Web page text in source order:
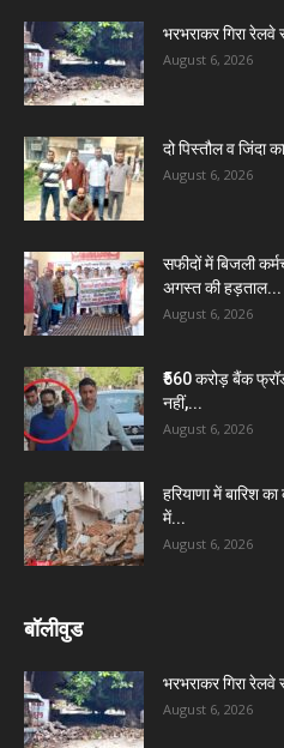
भरभराकर गिरा
August 6, 2026
दो पिस्तौल व जिंदा
August 6, 2026
सफीदों में बिजली
अगस्त की हड़ताल...
August 6, 2026
₹560 करोड़ बैंक
नहीं,...
August 6, 2026
हरियाणा में बारिश
में...
August 6, 2026
बॉलीवुड
भरभराकर गिरा
August 6, 2026